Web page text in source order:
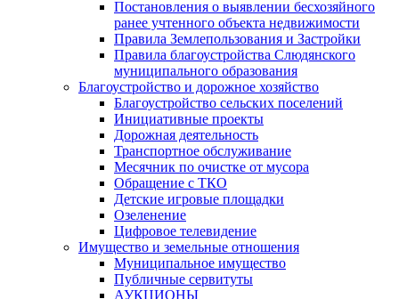
Постановления о выявлении бесхозяйного
ранее учтенного объекта недвижимости
Правила Землепользования и Застройки
Правила благоустройства Слюдянского
муниципального образования
Благоустройство и дорожное хозяйство
Благоустройство сельских поселений
Инициативные проекты
Дорожная деятельность
Транспортное обслуживание
Месячник по очистке от мусора
Обращение с ТКО
Детские игровые площадки
Озеленение
Цифровое телевидение
Имущество и земельные отношения
Муниципальное имущество
Публичные сервитуты
АУКЦИОНЫ